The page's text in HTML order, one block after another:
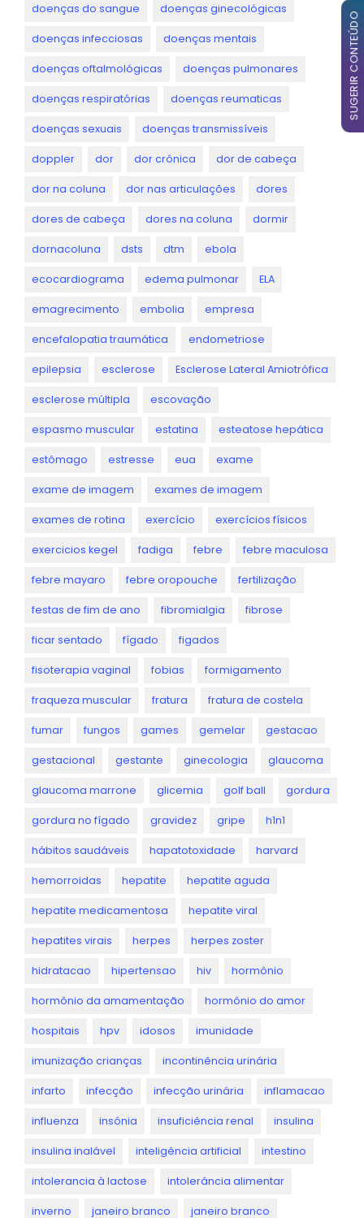
doenças do sangue doenças ginecológicas
doenças infecciosas doenças mentais
doenças oftalmológicas doenças pulmonares
doenças respiratórias doenças reumaticas
doenças sexuais doenças transmissíveis
doppler dor dor crônica dor de cabeça
dor na coluna dor nas articulações dores
dores de cabeça dores na coluna dormir
dornacoluna dsts dtm ebola
ecocardiograma edema pulmonar ELA
emagrecimento embolia empresa
encefalopatia traumática endometriose
epilepsia esclerose Esclerose Lateral Amiotrófica
esclerose múltipla escovação
espasmo muscular estatina esteatose hepática
estômago estresse eua exame
exame de imagem exames de imagem
exames de rotina exercício exercícios físicos
exercicios kegel fadiga febre febre maculosa
febre mayaro febre oropouche fertilização
festas de fim de ano fibromialgia fibrose
ficar sentado fígado figados
fisoterapia vaginal fobias formigamento
fraqueza muscular fratura fratura de costela
fumar fungos games gemelar gestacao
gestacional gestante ginecologia glaucoma
glaucoma marrone glicemia golf ball gordura
gordura no fígado gravidez gripe h1n1
hábitos saudáveis hapatotoxidade harvard
hemorroidas hepatite hepatite aguda
hepatite medicamentosa hepatite viral
hepatites virais herpes herpes zoster
hidratacao hipertensao hiv hormônio
hormônio da amamentação hormônio do amor
hospitais hpv idosos imunidade
imunização crianças incontinência urinária
infarto infecção infecção urinária inflamacao
influenza insônia insuficiência renal insulina
insulina inalável inteligência artificial intestino
intolerancia à lactose intolerância alimentar
inverno janeiro branco janeiro branco
SUGERIR CONTEÚDO